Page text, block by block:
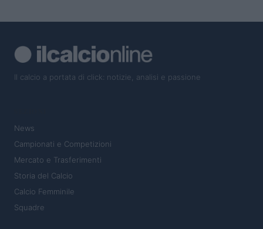
Il calcio a portata di click: notizie, analisi e passione
News
Campionati e Competizioni
Mercato e Trasferimenti
Storia del Calcio
Calcio Femminile
Squadre